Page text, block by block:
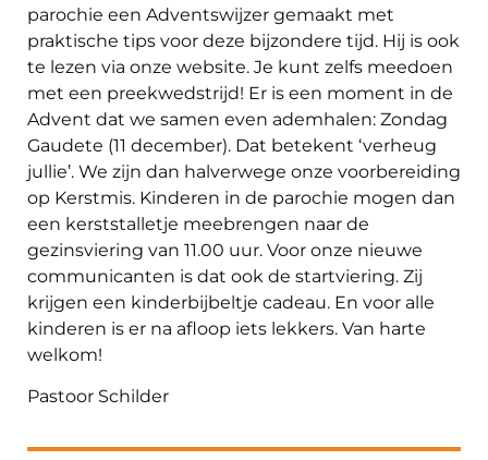
parochie een Adventswijzer gemaakt met
praktische tips voor deze bijzondere tijd. Hij is ook
te lezen via onze website. Je kunt zelfs meedoen
met een preekwedstrijd! Er is een moment in de
Advent dat we samen even ademhalen: Zondag
Gaudete (11 december). Dat betekent ‘verheug
jullie’. We zijn dan halverwege onze voorbereiding
op Kerstmis. Kinderen in de parochie mogen dan
een kerststalletje meebrengen naar de
gezinsviering van 11.00 uur. Voor onze nieuwe
communicanten is dat ook de startviering. Zij
krijgen een kinderbijbeltje cadeau. En voor alle
kinderen is er na afloop iets lekkers. Van harte
welkom!
Pastoor Schilder